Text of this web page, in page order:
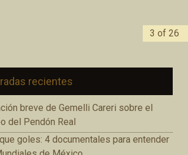
3 of 26
recientes
breve de Gemelli Careri sobre el
del Pendón Real
goles: 4 documentales para entender